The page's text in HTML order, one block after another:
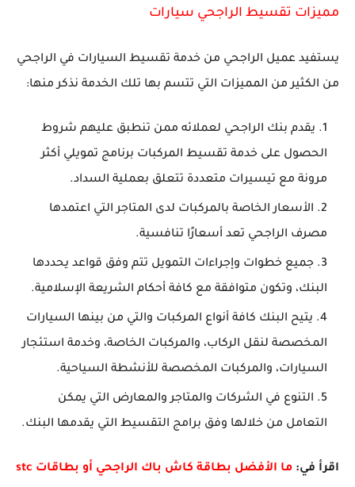
مميزات تقسيط الراجحي سيارات
يستفيد عميل الراجحي من خدمة تقسيط السيارات في الراجحي
من الكثير من المميزات التي تتسم بها تلك الخدمة نذكر منها:
يقدم بنك الراجحي لعملائه ممن تنطبق عليهم شروط
الحصول على خدمة تقسيط المركبات برنامج تمويلي أكثر
مرونة مع تيسيرات متعددة تتعلق بعملية السداد.
الأسعار الخاصة بالمركبات لدى المتاجر التي اعتمدها
مصرف الراجحي تعد أسعارًا تنافسية.
جميع خطوات وإجراءات التمويل تتم وفق قواعد يحددها
البنك، وتكون متوافقة مع كافة أحكام الشريعة الإسلامية.
يتيح البنك كافة أنواع المركبات والتي من بينها السيارات
المخصصة لنقل الركاب، والمركبات الخاصة، وخدمة استئجار
السيارات، والمركبات المخصصة للأنشطة السياحية.
التنوع في الشركات والمتاجر والمعارض التي يمكن
التعامل من خلالها وفق برامج التقسيط التي يقدمها البنك.
اقرأ في:
ما الأفضل بطاقة كاش باك الراجحي أو بطاقات stc